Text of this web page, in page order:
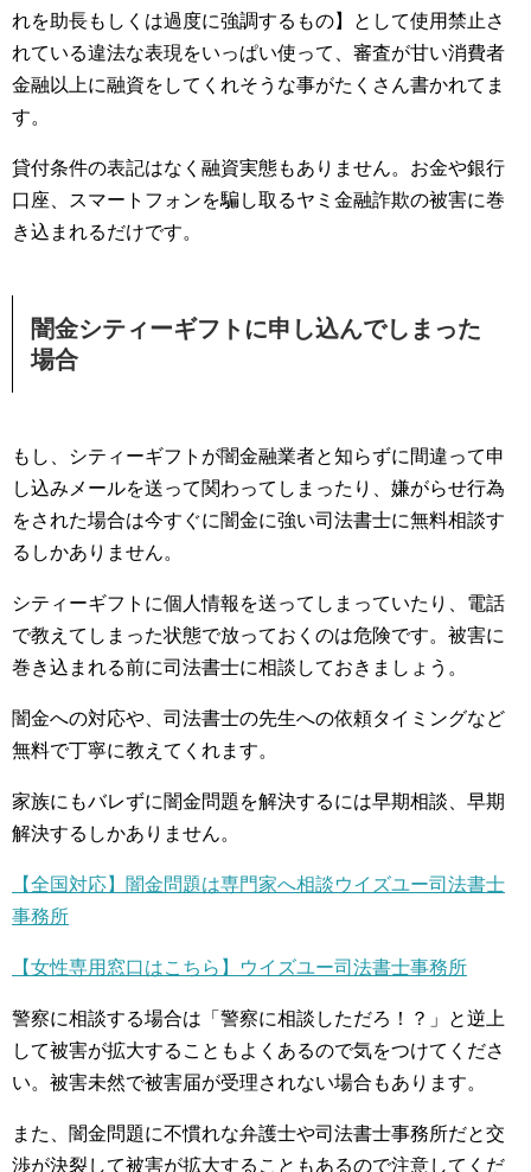
れを助長もしくは過度に強調するもの】として使用禁止さ
れている違法な表現をいっぱい使って、審査が甘い消費者
金融以上に融資をしてくれそうな事がたくさん書かれてま
す。
貸付条件の表記はなく融資実態もありません。お金や銀行
口座、スマートフォンを騙し取るヤミ金融詐欺の被害に巻
き込まれるだけです。
闇金シティーギフトに申し込んでしまった
場合
もし、シティーギフトが闇金融業者と知らずに間違って申
し込みメールを送って関わってしまったり、嫌がらせ行為
をされた場合は今すぐに闇金に強い司法書士に無料相談す
るしかありません。
シティーギフトに個人情報を送ってしまっていたり、電話
で教えてしまった状態で放っておくのは危険です。被害に
巻き込まれる前に司法書士に相談しておきましょう。
闇金への対応や、司法書士の先生への依頼タイミングなど
無料で丁寧に教えてくれます。
家族にもバレずに闇金問題を解決するには早期相談、早期
解決するしかありません。
【全国対応】闇金問題は専門家へ相談ウイズユー司法書士
事務所
【女性専用窓口はこちら】ウイズユー司法書士事務所
警察に相談する場合は「警察に相談しただろ！？」と逆上
して被害が拡大することもよくあるので気をつけてくださ
い。被害未然で被害届が受理されない場合もあります。
また、闇金問題に不慣れな弁護士や司法書士事務所だと交
渉が決裂して被害が拡大することもあるので注意してくだ